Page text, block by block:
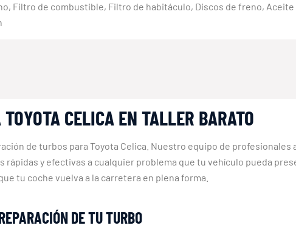
Filtro de combustible, Filtro de habitáculo, Discos de freno,
CELICA EN TALLER BARATO
de turbos para Toyota Celica. Nuestro equipo de
y efectivas a cualquier problema que tu vehículo pueda
tu coche vuelva a la carretera en plena forma.
DE TU TURBO